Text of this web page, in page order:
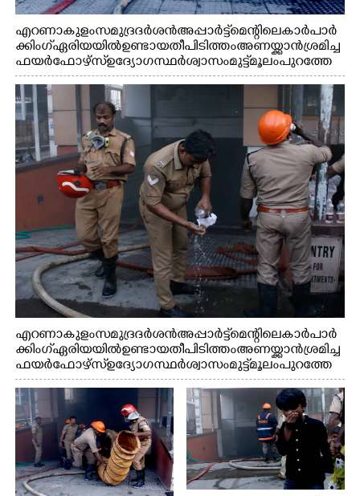
എറണാകുളം സമുദ്ര ദർശൻ അപ്പാർട്ട്മെന്റിലെ കാർ പാർ
ക്കിംഗ് ഏരിയയിൽ ഉണ്ടായ തീപിടിത്തം അണയ്ക്കാൻ ശ്രമിച്ച
ഫയർഫോഴ്സ് ഉദ്യോഗസ്ഥർ ശ്വാസം മുട്ട് മൂലം പുറത്തേ
ക്കിറങ്ങി വരുന്നു
എറണാകുളം സമുദ്ര ദർശൻ അപ്പാർട്ട്മെന്റിലെ കാർ പാർ
ക്കിംഗ് ഏരിയയിൽ ഉണ്ടായ തീപിടിത്തം അണയ്ക്കാൻ ശ്രമിച്ച
ഫയർഫോഴ്സ് ഉദ്യോഗസ്ഥർ ശ്വാസം മുട്ട് മൂലം പുറത്തേ
ക്കിറങ്ങി മുഖം കഴുകുന്നു